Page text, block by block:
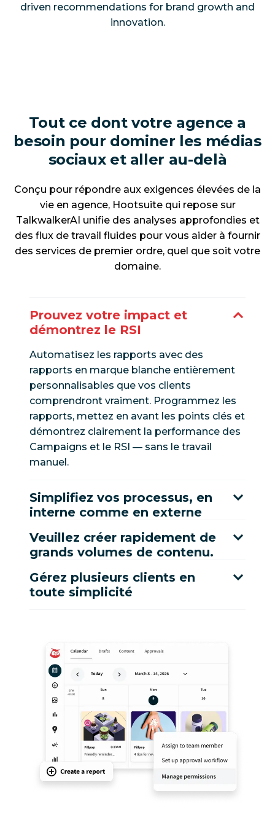
driven recommendations for brand growth and
innovation.
Tout ce dont votre agence a
besoin pour dominer les médias
sociaux et aller au-delà
Conçu pour répondre aux exigences élevées de la
vie en agence, Hootsuite qui repose sur
TalkwalkerAI unifie des analyses approfondies et
des flux de travail fluides pour vous aider à fournir
des services de premier ordre, quel que soit votre
domaine.
Prouvez votre impact et
démontrez le RSI
Automatisez les rapports avec des
rapports en marque blanche entièrement
personnalisables que vos clients
comprendront vraiment. Programmez les
rapports, mettez en avant les points clés et
démontrez clairement la performance des
Campaigns et le RSI — sans le travail
manuel.
Simplifiez vos processus, en
interne comme en externe
Veuillez créer rapidement de
grands volumes de contenu.
Gérez plusieurs clients en
toute simplicité